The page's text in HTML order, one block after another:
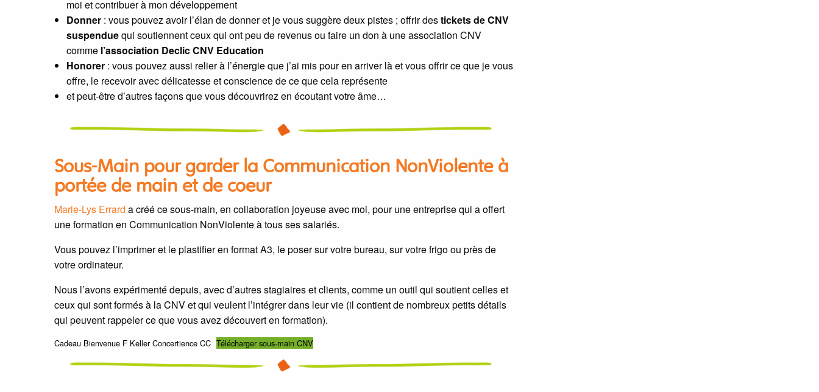
moi et contribuer à mon développement
Donner: vous pouvez avoir l’élan de donner et je vous suggère deux pistes ; offrir destickets de CNV
suspenduequi soutiennent ceux qui ont peu de revenus ou faire un don à une association CNV
comme l’association Declic CNV Education
Honorer: vous pouvez aussi relier à l’énergie que j’ai mis pour en arriver là et vous offrir ce que je vous
offre, le recevoir avec délicatesse et conscience de ce que cela représente
et peut-être d’autres façons que vous découvrirez en écoutant votre âme…
Sous-Main pour garder la Communication NonViolente à
portée de main et de coeur
Marie-Lys Errard a créé ce sous-main, en collaboration joyeuse avec moi, pour une entreprise qui a offert
une formation en Communication NonViolente à tous ses salariés.
Vous pouvez l’imprimer et le plastifier en format A3, le poser sur votre bureau, sur votre frigo ou près de
votre ordinateur.
Nous l’avons expérimenté depuis, avec d’autres stagiaires et clients, comme un outil qui soutient celles et
ceux qui sont formés à la CNV et qui veulent l’intégrer dans leur vie (il contient de nombreux petits détails
qui peuvent rappeler ce que vous avez découvert en formation).
Cadeau Bienvenue F Keller Concertience CC Télécharger sous-main CNV